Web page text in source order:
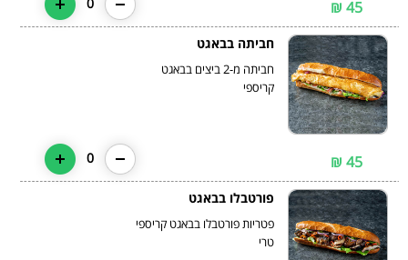
45 ₪
חביתה בבאגט
חביתה מ-2 ביצים בבאגט
45 ₪
0
פורטבלו בבאגט
פטריות פורטבלו בבאגט קריספי
טרי